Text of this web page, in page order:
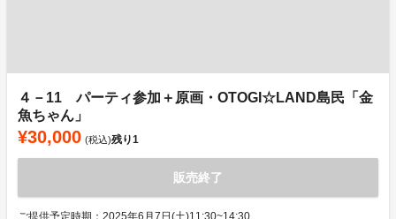
４－11 パーティ参加＋原画・OTOGI☆LAND島民「金
魚ちゃん」
¥30,000 (税込)残り1
販売終了
ご提供予定時期：2025年6月7日(土)11:30~14:30